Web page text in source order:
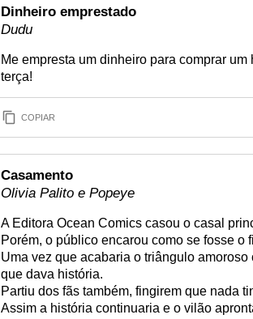
Dinheiro emprestado
Dudu
Me empresta um dinheiro para comprar
terça!
COPIAR
Casamento
Olivia Palito e Popeye
A Editora Ocean Comics casou o casal
Porém, o público encarou como se fosse o
Uma vez que acabaria o triângulo
que dava história.
Partiu dos fãs também, fingirem que nada
Assim a história continuaria e o vilão